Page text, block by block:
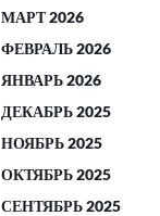
МАРТ 2026
ФЕВРАЛЬ 2026
ЯНВАРЬ 2026
ДЕКАБРЬ 2025
НОЯБРЬ 2025
ОКТЯБРЬ 2025
СЕНТЯБРЬ 2025